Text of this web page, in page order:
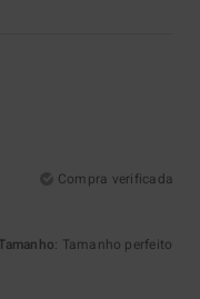
Compra verificada
Tamanho: Tamanho perfeito